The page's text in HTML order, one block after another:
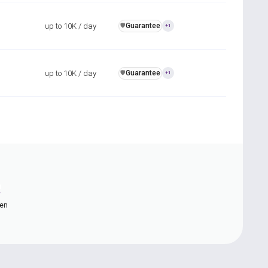
up to 10K / day ️🛡️Guarantee +1
up to 10K / day ️🛡️Guarantee +1